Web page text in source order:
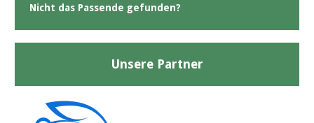
Nicht das Passende gefunden?
Unsere Partner